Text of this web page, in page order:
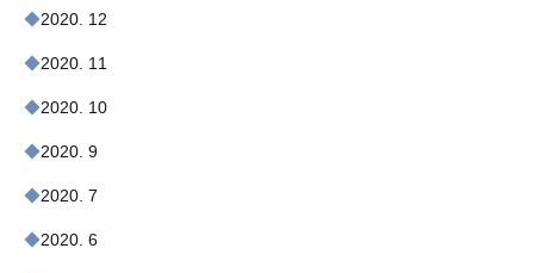
2020. 12
2020. 11
2020. 10
2020. 9
2020. 7
2020. 6